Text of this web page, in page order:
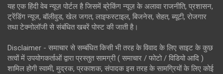
यह एक हिंदी वेब न्यूज़ पोर्टल है जिसमें ब्रेकिंग न्यूज़ के अलावा राजनीति, प्रशासन,
ट्रेंडिंग न्यूज, बॉलीवुड, खेल जगत, लाइफस्टाइल, बिजनेस, सेहत, ब्यूटी, रोजगार
तथा टेक्नोलॉजी से संबंधित खबरें पोस्ट की जाती है।
Disclaimer - समाचार से सम्बंधित किसी भी तरह के विवाद के लिए साइट के कुछ
तत्वों में उपयोगकर्ताओं द्वारा प्रस्तुत सामग्री ( समाचार / फोटो / विडियो आदि )
शामिल होगी स्वामी, मुद्रक, प्रकाशक, संपादक इस तरह के सामग्रियों के लिए कोई